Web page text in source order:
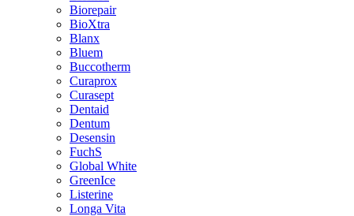
Biorepair
BioXtra
Blanx
Bluem
Buccotherm
Curaprox
Curasept
Dentaid
Dentum
Desensin
FuchS
Global White
GreenIce
Listerine
Longa Vita